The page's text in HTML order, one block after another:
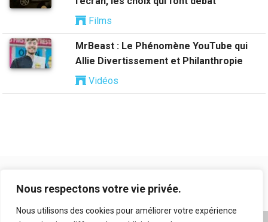
Nous respectons votre vie privée.
Nous utilisons des cookies pour améliorer votre expérience
Films
MrBeast : Le Phénomène YouTube qui
Allie Divertissement et Philanthropie
Vidéos